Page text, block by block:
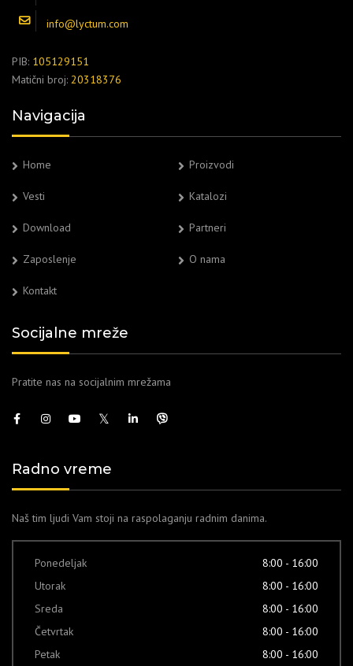
info@lyctum.com
PIB: 105129151
Matični broj: 20318376
Navigacija
Home Proizvodi
Vesti Katalozi
Download Partneri
Zaposlenje O nama
Kontakt
Socijalne mreže
Pratite nas na socijalnim mrežama
Radno vreme
Naš tim ljudi Vam stoji na raspolaganju radnim danima.
Ponedeljak
8:00 - 16:00
Utorak
8:00 - 16:00
Sreda
8:00 - 16:00
Četvrtak
8:00 - 16:00
Petak
8:00 - 16:00